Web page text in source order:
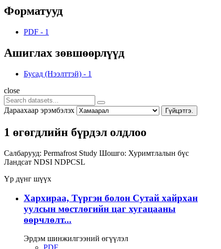
Форматууд
PDF - 1
Ашиглах зөвшөөрлүүд
Бусад (Нээлттэй) - 1
close
Дараахаар эрэмбэлэх Гүйцэтгэ.
1 өгөгдлийн бүрдэл олдлоо
Салбарууд: Permafrost Study Шошго: Хуримтлалын бүс
Ландсат NDSI NDPCSL
Үр дүнг шүүх
Хархираа, Түргэн болон Сутай хайрхан
уулсын мөстлөгийн цаг хугацааны
өөрчлөлт...
Эрдэм шинжилгээний өгүүлэл